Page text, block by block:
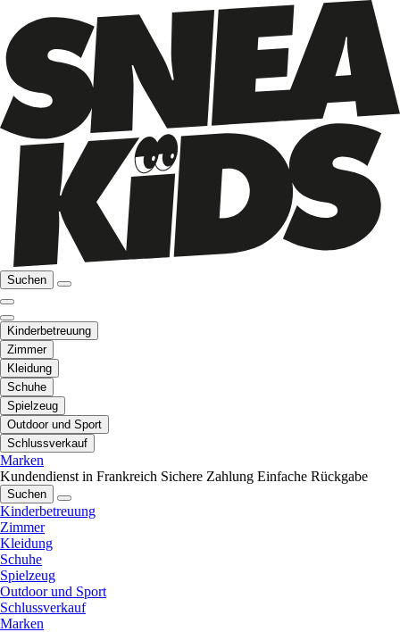
Suchen
Kinderbetreuung
Zimmer
Kleidung
Schuhe
Spielzeug
Outdoor und Sport
Schlussverkauf
Marken
Kundendienst in Frankreich Sichere Zahlung Einfache Rückgabe
Suchen
Kinderbetreuung
Zimmer
Kleidung
Schuhe
Spielzeug
Outdoor und Sport
Schlussverkauf
Marken